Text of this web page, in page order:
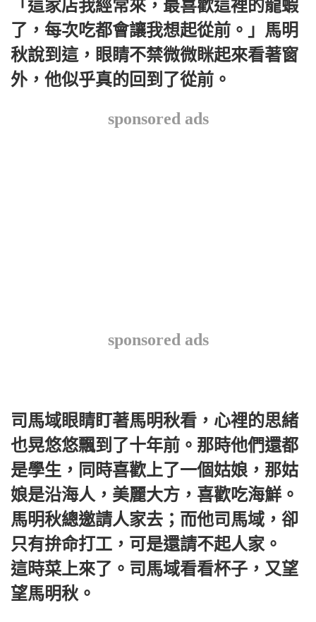
「這家店我經常來，最喜歡這裡的龍蝦
了，每次吃都會讓我想起從前。」馬明
秋說到這，眼睛不禁微微眯起來看著窗
外，他似乎真的回到了從前。
sponsored ads
sponsored ads
司馬域眼睛盯著馬明秋看，心裡的思緒
也晃悠悠飄到了十年前。那時他們還都
是學生，同時喜歡上了一個姑娘，那姑
娘是沿海人，美麗大方，喜歡吃海鮮。
馬明秋總邀請人家去；而他司馬域，卻
只有拚命打工，可是還請不起人家。
這時菜上來了。司馬域看看杯子，又望
望馬明秋。